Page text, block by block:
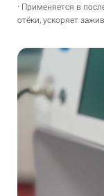
· Применяется в
отёки, ускоряет